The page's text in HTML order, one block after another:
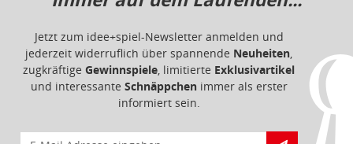
Informationen
Impressum
Datenschutz
Nutzungsbedingungen